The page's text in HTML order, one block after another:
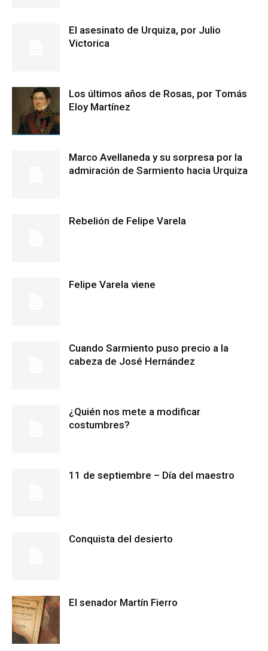
El asesinato de Urquiza, por Julio
Victorica
Los últimos años de Rosas, por Tomás
Eloy Martínez
Marco Avellaneda y su sorpresa por la
admiración de Sarmiento hacia Urquiza
Rebelión de Felipe Varela
Felipe Varela viene
Cuando Sarmiento puso precio a la
cabeza de José Hernández
¿Quién nos mete a modificar
costumbres?
11 de septiembre – Día del maestro
Conquista del desierto
El senador Martín Fierro